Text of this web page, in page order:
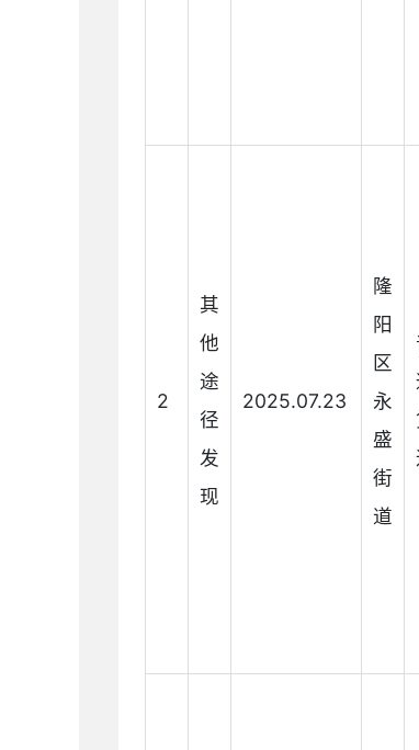
2
其
他
途
径
发
现
2025.07.23
隆
阳
区
永
盛
街
道